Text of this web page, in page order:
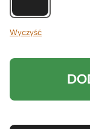
Wyczyść